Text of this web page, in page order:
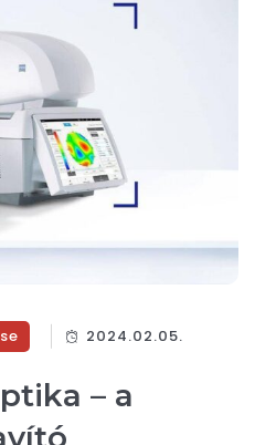
2024.02.05.
– a